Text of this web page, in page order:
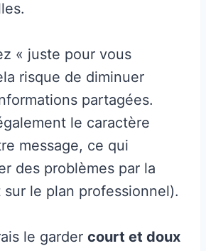
« juste pour vous
risque de diminuer
partagées.
le caractère
message, ce qui
des problèmes par la
le plan professionnel).
le garder court et doux